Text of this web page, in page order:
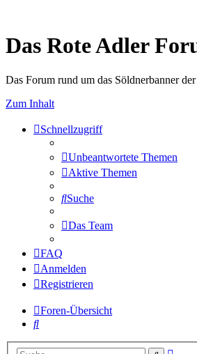
Das Rote Adler
Das Forum rund um das Söldnerbanner
Zum Inhalt
Schnellzugriff
Unbeantwortete Themen
Aktive Themen
Suche
Das Team
FAQ
Anmelden
Registrieren
Foren-Übersicht
Suche